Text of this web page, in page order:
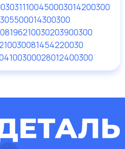
11100450003014200300
14300300
8196210030203900300
81454220030
12400300